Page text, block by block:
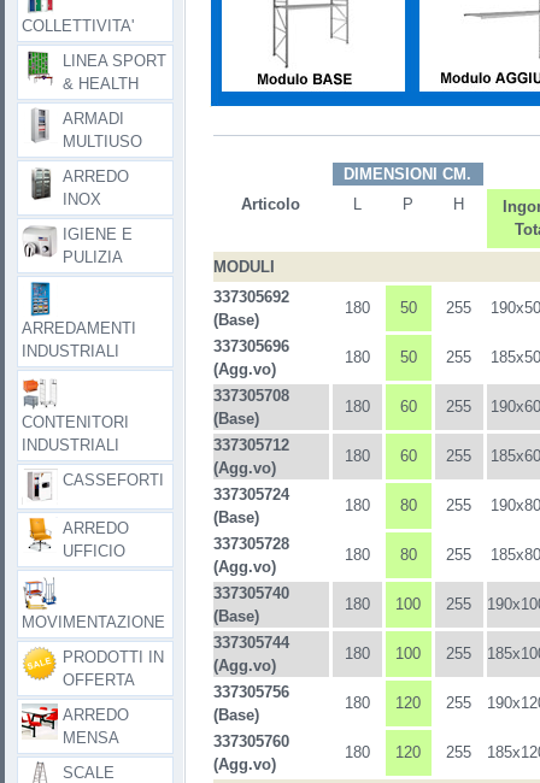
DIMENSIONI CM.
Articolo
L P H
MODULI
337305692
(Base)
180 50 255
337305696
(Agg.vo)
180 50 255
337305708
(Base)
180 60 255
337305712
(Agg.vo)
180 60 255
337305724
(Base)
180 80 255
337305728
(Agg.vo)
180 80 255
337305740
(Base)
180 100 255
337305744
(Agg.vo)
180 100 255
337305756
(Base)
180 120 255
337305760
(Agg.vo)
180 120 255
COLLETTIVITA'
LINEA SPORT
& HEALTH
ARMADI
MULTIUSO
ARREDO
INOX
IGIENE E
PULIZIA
ARREDAMENTI
INDUSTRIALI
CONTENITORI
INDUSTRIALI
CASSEFORTI
ARREDO
UFFICIO
MOVIMENTAZIONE
PRODOTTI IN
OFFERTA
ARREDO
MENSA
SCALE